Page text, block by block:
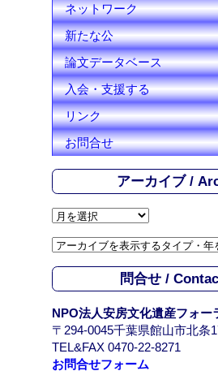
ネットワーク
新たな公
論文データベース
入会・支援する
リンク
お問合せ
アーカイブ /
ア
カ
イ
ブ
A
r
c
h
問合せ /
NPO法人安房文化遺産フォー
〒294-0045千葉県館山市北条
TEL&FAX 0470-22-8271
お問合せフォーム